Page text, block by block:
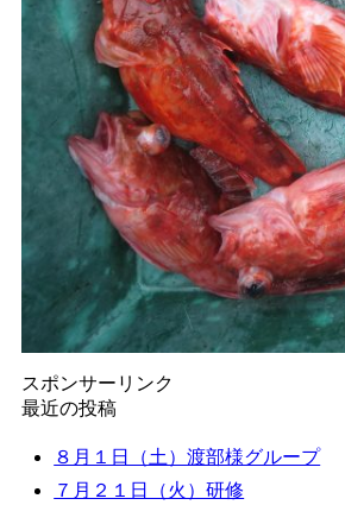
スポンサーリンク
最近の投稿
８月１日（土）渡部様グループ
７月２１日（火）研修